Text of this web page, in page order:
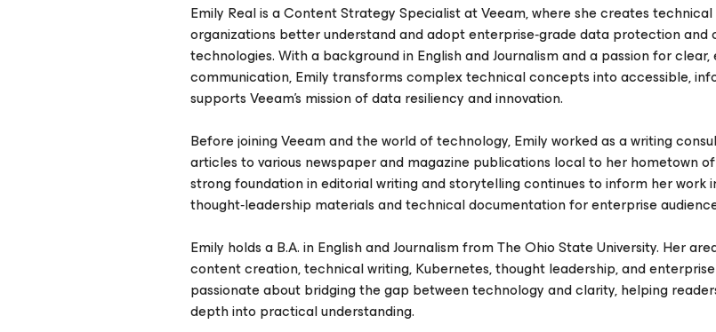
Emily Real is a Content Strategy Specialist at Veeam, where she creates
organizations better understand and adopt enterprise‑grade data protection and
technologies. With a background in English and Journalism and a passion for clear,
communication, Emily transforms complex technical concepts into accessible,
supports Veeam’s mission of data resiliency and innovation.
Before joining Veeam and the world of technology, Emily worked as a writing
articles to various newspaper and magazine publications local to her hometown
strong foundation in editorial writing and storytelling continues to inform her work
thought‑leadership materials and technical documentation for enterprise
Emily holds a B.A. in English and Journalism from The Ohio State University. Her
content creation, technical writing, Kubernetes, thought leadership, and
passionate about bridging the gap between technology and clarity, helping
depth into practical understanding.